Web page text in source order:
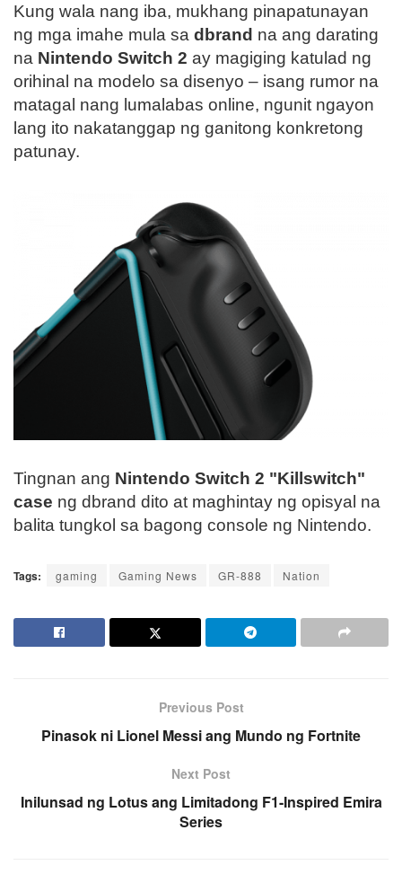
Kung wala nang iba, mukhang pinapatunayan
ng mga imahe mula sa dbrand na ang darating
na Nintendo Switch 2 ay magiging katulad ng
orihinal na modelo sa disenyo – isang rumor na
matagal nang lumalabas online, ngunit ngayon
lang ito nakatanggap ng ganitong konkretong
patunay.
Tingnan ang Nintendo Switch 2 "Killswitch"
case ng dbrand dito at maghintay ng opisyal na
balita tungkol sa bagong console ng Nintendo.
Tags: gaming Gaming News GR-888 Nation
Previous Post
Pinasok ni Lionel Messi ang Mundo ng Fortnite
Next Post
Inilunsad ng Lotus ang Limitadong F1-Inspired Emira
Series